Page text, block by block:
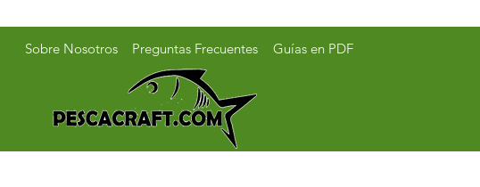
Sobre Nosotros Preguntas Frecuentes
Guías en PDF